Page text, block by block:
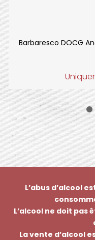
Barbaresco DOCG
L’abus d’alcool
L’alcool ne doit pas
La vente d’alcool